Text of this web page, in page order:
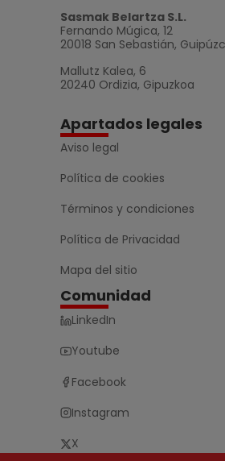
Sasmak Belartza S.L.
Fernando Múgica, 12
20018 San Sebastián,
Mallutz Kalea, 6
20240 Ordizia, Gipuzkoa
Apartados legales
Aviso legal
Política de cookies
Términos y condiciones
Política de Privacidad
Mapa del sitio
Comunidad
LinkedIn
Youtube
Facebook
Instagram
X